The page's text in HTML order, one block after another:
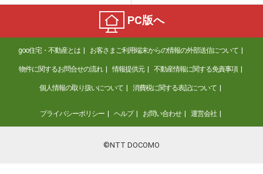
PC版へ
goo住宅・不動産とは お客さまご利用端末からの情報の外部送信について
物件に関するお問合せの流れ 情報提供元 不動産情報に関する免責事項
個人情報の取り扱いについて 消費税に関する表記について
プライバシーポリシー ヘルプ お問い合わせ 運営会社
©NTT DOCOMO